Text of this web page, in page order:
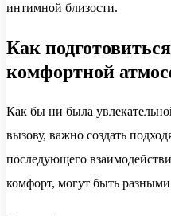
интимной близости.
Как
комфортной
Как бы ни была
вызову, важно создать
последующего
комфорт, могут быть